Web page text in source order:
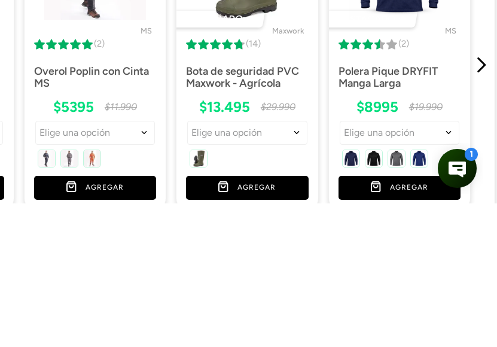
MS
(2)
Overol Poplin con Cinta
MS
$5395 $11.990
Elige una opción
AGREGAR
DESTACADO 🔥
Maxwork
(14)
Bota de seguridad PVC
Maxwork - Agrícola
$13.495 $29.990
Elige una opción
AGREGAR
MS
(2)
Polera Pique DRYFIT
Manga Larga
$8995 $19.990
Elige una opción
AGREGAR